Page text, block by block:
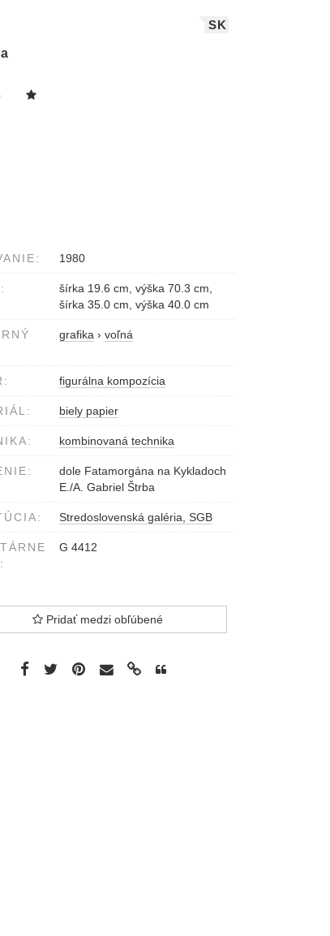
SK
1980
šírka 19.6 cm, výška 70.3 cm,
šírka 35.0 cm, výška 40.0 cm
grafika › voľná
figurálna kompozícia
biely papier
kombinovaná technika
dole Fatamorgána na Kykladoch
E./A. Gabriel Štrba
Stredoslovenská galéria, SGB
G 4412
Pridať medzi obľúbené